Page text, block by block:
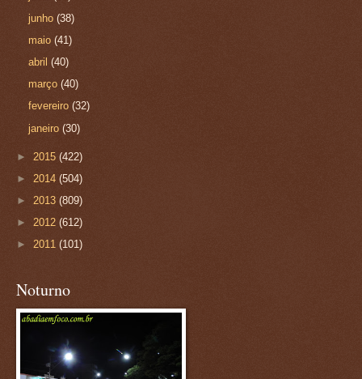
junho(38)
maio(41)
abril(40)
março(40)
fevereiro(32)
janeiro(30)
► 2015 (422)
► 2014 (504)
► 2013 (809)
► 2012 (612)
► 2011 (101)
Noturno